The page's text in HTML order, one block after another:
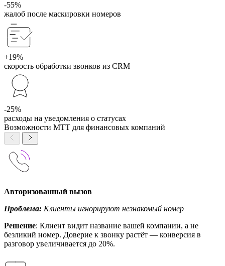
-55%
жалоб после маскировки номеров
+19%
скорость обработки звонков из CRM
-25%
расходы на уведомления о статусах
Возможности МТТ для финансовых компаний
Авторизованный вызов
Проблема: Клиенты игнорируют незнакомый номер
Решение: Клиент видит название вашей компании, а не
безликий номер. Доверие к звонку растёт — конверсия в
разговор увеличивается до 20%.